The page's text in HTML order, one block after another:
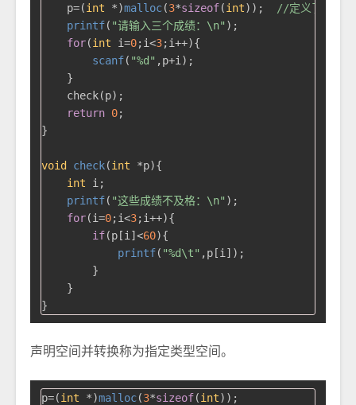
    p=(
int *)malloc(3*sizeof(int));
//定义了3个整
printf( "请输入三个成绩：\n" );
for(int i=0;i<3;i++){
scanf( "%d" ,p+i);
    }
    check(p);
return 0;
}
void check(int *p){
int i;
printf( "这些成绩不及格：\n" );
for(i=0;i<3;i++){
if(p[i]<60){
printf( "%d\t" ,p[i]);
        }
    }
声明空间并转换称为指定类型空间。
p=(int *)malloc(3*sizeof(int